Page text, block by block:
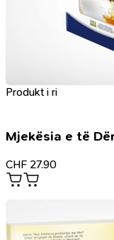
Produkt i ri
Mjekësia e të
CHF 27.90